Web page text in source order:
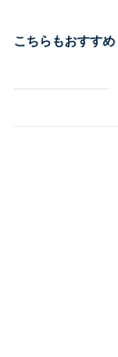
こちらもおすすめ